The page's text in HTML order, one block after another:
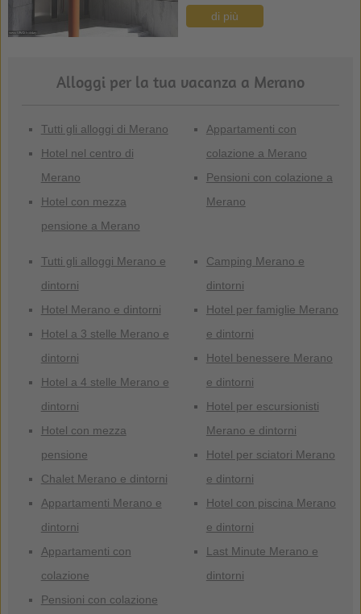
di più
Alloggi per la tua vacanza a Merano
Tutti gli alloggi di Merano
Hotel nel centro di
Merano
Hotel con mezza
pensione a Merano
Appartamenti con
colazione a Merano
Pensioni con colazione a
Merano
Tutti gli alloggi Merano e
dintorni
Hotel Merano e dintorni
Hotel a 3 stelle Merano e
dintorni
Hotel a 4 stelle Merano e
dintorni
Hotel con mezza
pensione
Chalet Merano e dintorni
Appartamenti Merano e
dintorni
Appartamenti con
colazione
Pensioni con colazione
Camping Merano e
dintorni
Hotel per famiglie Merano
e dintorni
Hotel benessere Merano
e dintorni
Hotel per escursionisti
Merano e dintorni
Hotel per sciatori Merano
e dintorni
Hotel con piscina Merano
e dintorni
Last Minute Merano e
dintorni